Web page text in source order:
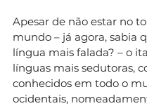
Apesar de não estar no
mundo – já agora, sabia
língua mais falada? – o
línguas mais sedutoras,
conhecidos em todo o
ocidentais,